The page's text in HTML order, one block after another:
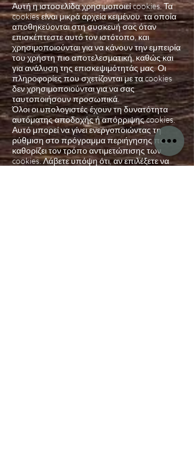
Αυτή η ιστοσελίδα χρησιμοποιεί cookies. Τα
cookies είναι μικρά αρχεία κειμένου, τα οποία
αποθηκεύονται στη συσκευή σας όταν
επισκέπτεστε αυτό τον ιστότοπο, και
χρησιμοποιούνται για να κάνουν την εμπειρία
του χρήστη πιο αποτελεσματική, καθώς και
για ανάλυση της επισκεψιμότητάς μας. Οι
πληροφορίες που σχετίζονται με τα cookies
δεν χρησιμοποιούνται για να σας
ταυτοποιήσουν προσωπικά.
Όλοι οι υπολογιστές έχουν τη δυνατότητα
αυτόματης αποδοχής ή απόρριψης cookies.
Αυτό μπορεί να γίνει ενεργοποιώντας τη
ρύθμιση στο πρόγραμμα περιήγησης που
καθορίζει τον τρόπο αντιμετώπισης των
cookies. Λάβετε υπόψη ότι, αν επιλέξετε να